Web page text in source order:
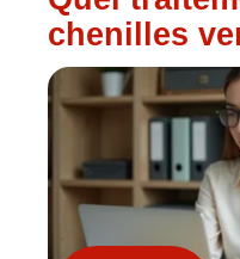
chenilles